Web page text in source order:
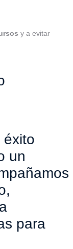
y a evitar
éxito
un
para